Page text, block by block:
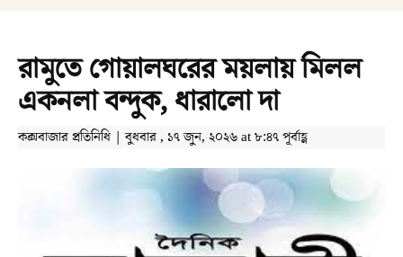
রামুতে গোয়ালঘরের ময়লায় মিলল
একনলা বন্দুক, ধারালো দা
কক্সবাজার প্রতিনিধি | বুধবার , ১৭ জুন, ২০২৬ at ৮:৪৭ পূর্বাহ্ণ